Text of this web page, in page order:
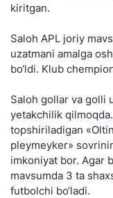
kiritgan.
Saloh APL joriy
uzatmani amalga
bo‘ldi. Klub
Saloh gollar va golli
yetakchilik
topshiriladigan
pleymeyker»
imkoniyat bor. Agar
mavsumda 3 ta
futbolchi bo‘ladi.